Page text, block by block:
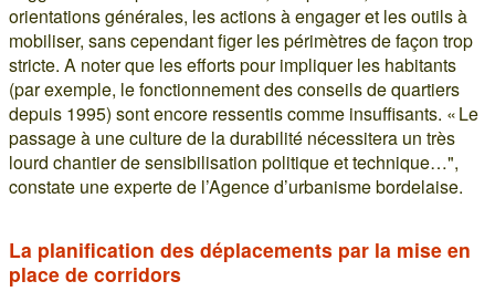
orientations générales, les actions à engager et les outils à
mobiliser, sans cependant figer les périmètres de façon trop
stricte. A noter que les efforts pour impliquer les habitants
(par exemple, le fonctionnement des conseils de quartiers
depuis 1995) sont encore ressentis comme insuffisants. « Le
passage à une culture de la durabilité nécessitera un très
lourd chantier de sensibilisation politique et technique…",
constate une experte de l’Agence d’urbanisme bordelaise.
La planification des déplacements par la mise en
place de corridors